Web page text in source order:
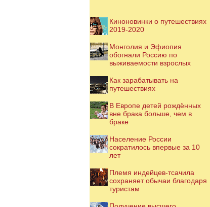
Киноновинки о путешествиях
2019-2020
Монголия и Эфиопия
обогнали Россию по
выживаемости взрослых
Как зарабатывать на
путешествиях
В Европе детей рождённых
вне брака больше, чем в
браке
Население России
сократилось впервые за 10
лет
Племя индейцев-тсачила
сохраняет обычаи благодаря
туристам